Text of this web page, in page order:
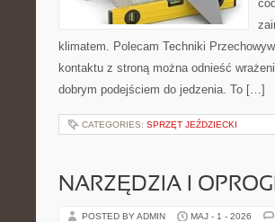
klimatem. Polecam Techniki
kontaktu z stroną można odnieść
dobrym podejściem do jedzenia. To […]
CATEGORIES: SPRZĘT JEŹDZIECKI
NARZĘDZIA I
POSTED BY ADMIN MAJ - 1 - 2026